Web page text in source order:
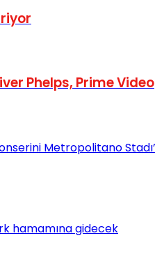
Phelps, Prime Video